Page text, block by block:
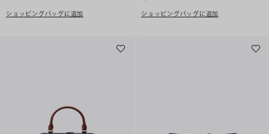
ショッピングバッグに追加 ショッピングバッグに追加